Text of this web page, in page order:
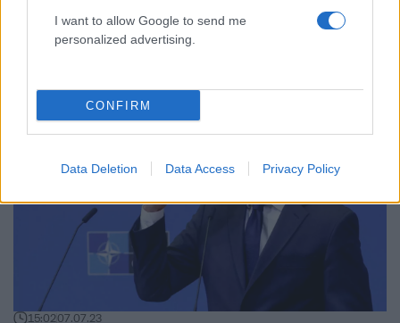
I want to allow Google to send me
personalized advertising.
CONFIRM
Data Deletion Data Access Privacy Policy
Ο Ερντογάν έδωσε το πράσινο φως για την
ένταξη της Σουηδίας στο ΝΑΤΟ
15:0207.07.23